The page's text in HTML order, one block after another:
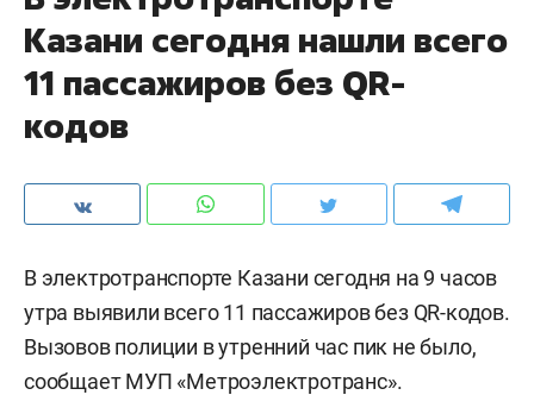
Казани сегодня нашли всего
11 пассажиров без QR-
кодов
В электротранспорте Казани сегодня на 9 часов
утра выявили всего 11 пассажиров без QR-кодов.
Вызовов полиции в утренний час пик не было,
сообщает МУП «Метроэлектротранс».